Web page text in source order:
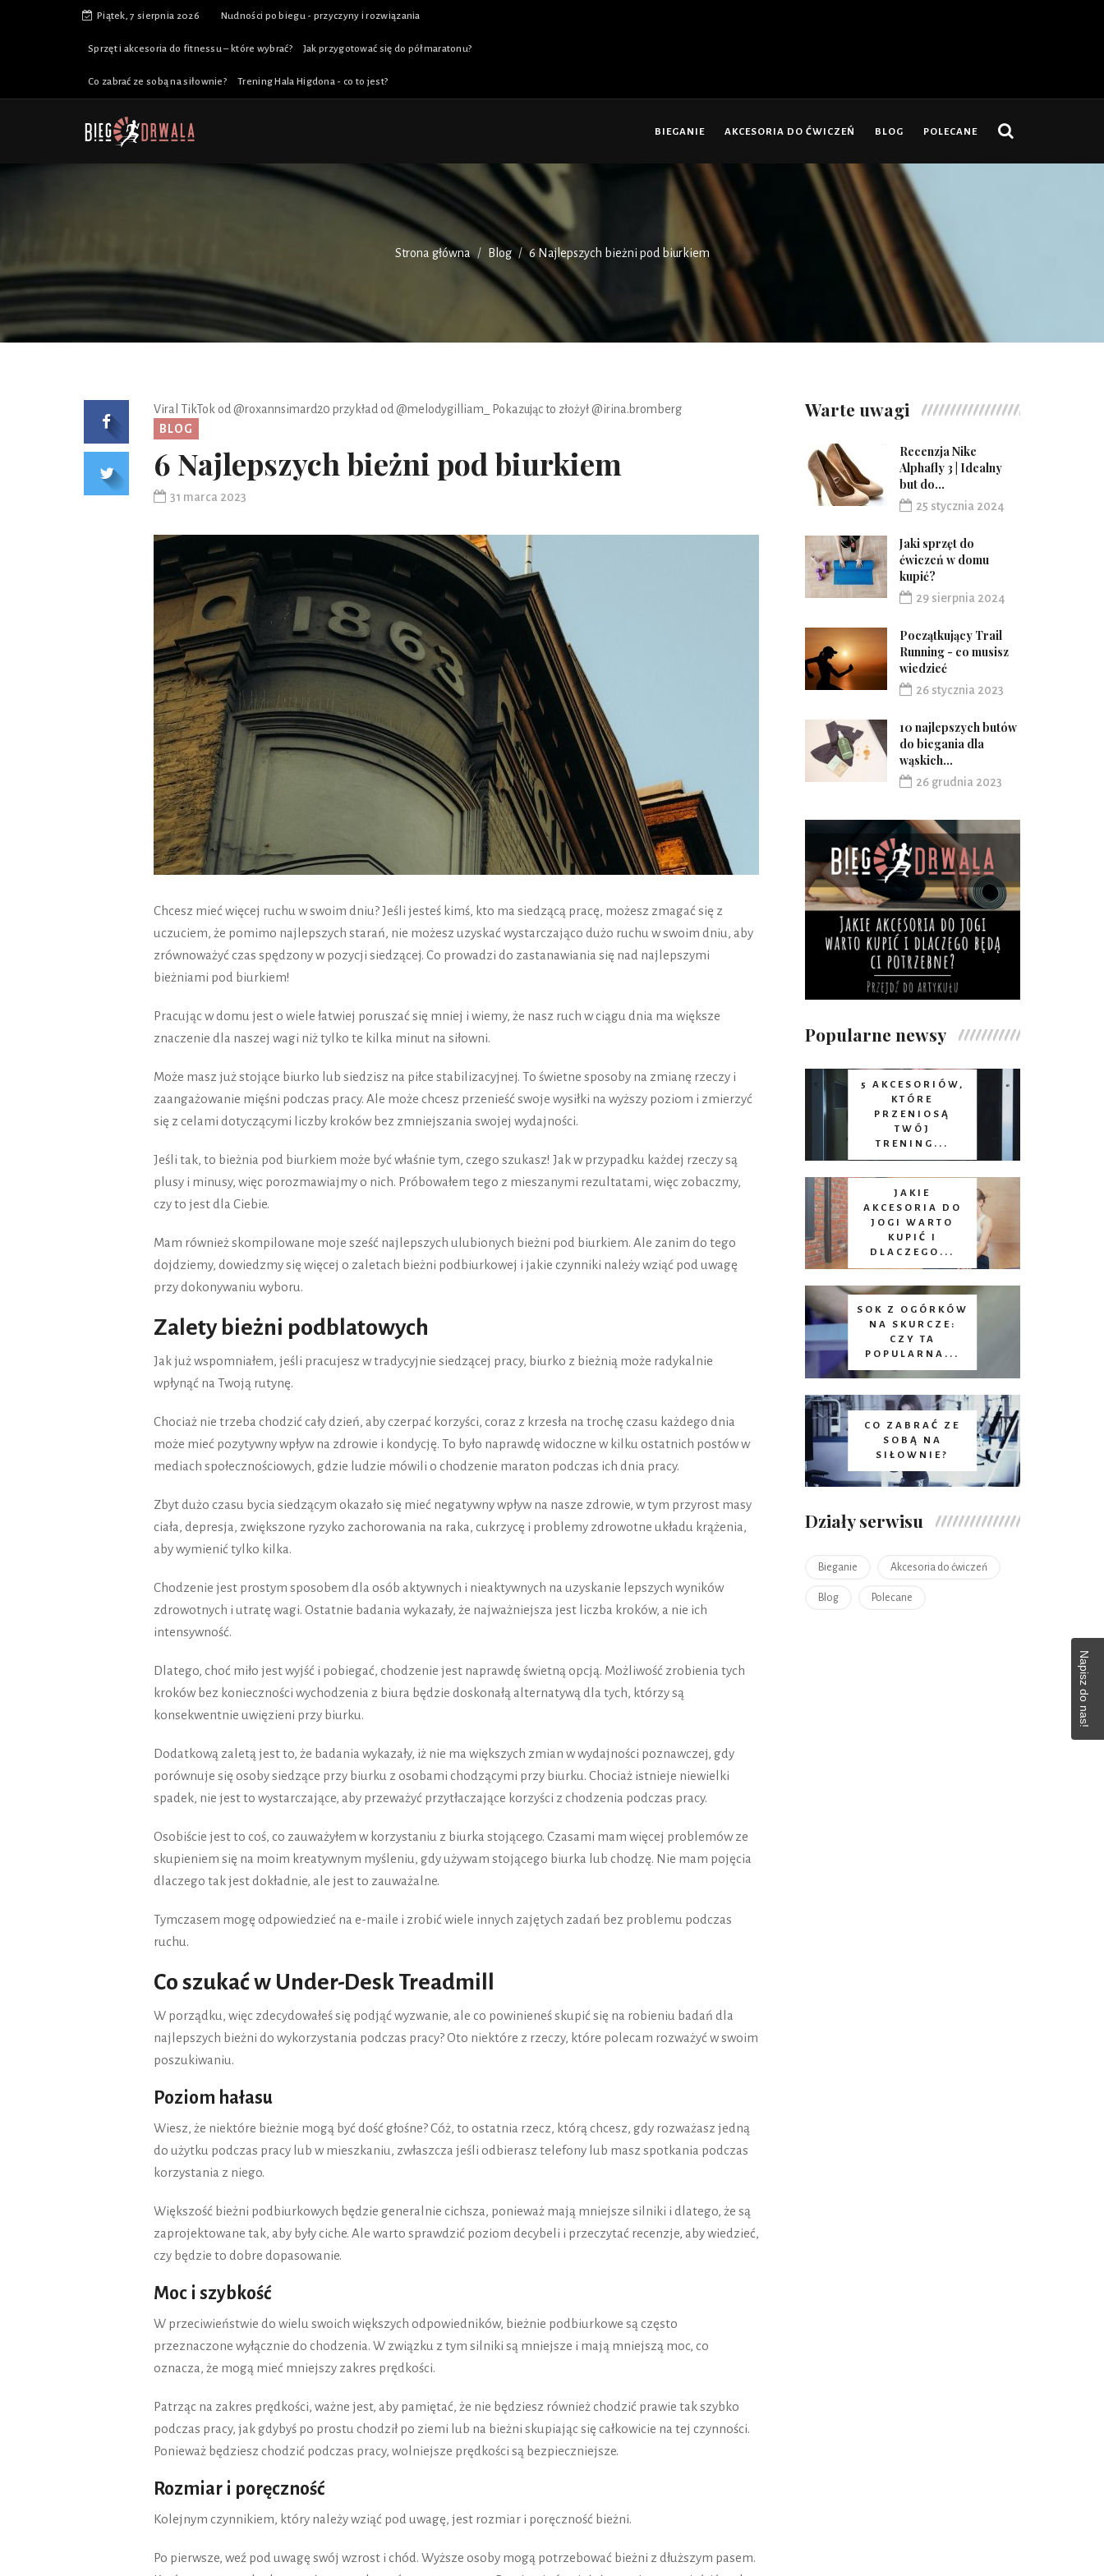
Piątek, 7 sierpnia 2026 Nudności po biegu - przyczyny i rozwiązania
Sprzęt i akcesoria do fitnessu – które wybrać? Jak przygotować się do półmaratonu?
Co zabrać ze sobą na siłownie? Trening Hala Higdona - co to jest?
BIEGANIE AKCESORIA DO ĆWICZEŃ BLOG POLECANE
Strona główna Blog 6 Najlepszych bieżni pod biurkiem
Viral TikTok od @roxannsimard20 przykład od @melodygilliam_
Pokazując to złożył @irina.bromberg
BLOG
6 Najlepszych bieżni pod biurkiem
31 marca 2023
Chcesz mieć więcej ruchu w swoim dniu? Jeśli jesteś kimś, kto ma siedzącą pracę, możesz zmagać się z
uczuciem, że pomimo najlepszych starań, nie możesz uzyskać wystarczająco dużo ruchu w swoim dniu, aby
zrównoważyć czas spędzony w pozycji siedzącej. Co prowadzi do zastanawiania się nad najlepszymi
bieżniami pod biurkiem!
Pracując w domu jest o wiele łatwiej poruszać się mniej i wiemy, że nasz ruch w ciągu dnia ma większe
znaczenie dla naszej wagi niż tylko te kilka minut na siłowni.
Może masz już stojące biurko lub siedzisz na piłce stabilizacyjnej. To świetne sposoby na zmianę rzeczy i
zaangażowanie mięśni podczas pracy. Ale może chcesz przenieść swoje wysiłki na wyższy poziom i zmierzyć
się z celami dotyczącymi liczby kroków bez zmniejszania swojej wydajności.
Jeśli tak, to bieżnia pod biurkiem może być właśnie tym, czego szukasz! Jak w przypadku każdej rzeczy są
plusy i minusy, więc porozmawiajmy o nich. Próbowałem tego z mieszanymi rezultatami, więc zobaczmy,
czy to jest dla Ciebie.
Mam również skompilowane moje sześć najlepszych ulubionych bieżni pod biurkiem. Ale zanim do tego
dojdziemy, dowiedzmy się więcej o zaletach bieżni podbiurkowej i jakie czynniki należy wziąć pod uwagę
przy dokonywaniu wyboru.
Zalety bieżni podblatowych
Jak już wspomniałem, jeśli pracujesz w tradycyjnie siedzącej pracy, biurko z bieżnią może radykalnie
wpłynąć na Twoją rutynę.
Chociaż nie trzeba chodzić cały dzień, aby czerpać korzyści, coraz z krzesła na trochę czasu każdego dnia
może mieć pozytywny wpływ na zdrowie i kondycję. To było naprawdę widoczne w kilku ostatnich postów w
mediach społecznościowych, gdzie ludzie mówili o chodzenie maraton podczas ich dnia pracy.
Zbyt dużo czasu bycia siedzącym okazało się mieć negatywny wpływ na nasze zdrowie, w tym przyrost masy
ciała, depresja, zwiększone ryzyko zachorowania na raka, cukrzycę i problemy zdrowotne układu krążenia,
aby wymienić tylko kilka.
Chodzenie jest prostym sposobem dla osób aktywnych i nieaktywnych na uzyskanie lepszych wyników
zdrowotnych i utratę wagi. Ostatnie badania wykazały, że najważniejsza jest liczba kroków, a nie ich
intensywność.
Dlatego, choć miło jest wyjść i pobiegać, chodzenie jest naprawdę świetną opcją. Możliwość zrobienia tych
kroków bez konieczności wychodzenia z biura będzie doskonałą alternatywą dla tych, którzy są
konsekwentnie uwięzieni przy biurku.
Dodatkową zaletą jest to, że badania wykazały, iż nie ma większych zmian w wydajności poznawczej, gdy
porównuje się osoby siedzące przy biurku z osobami chodzącymi przy biurku. Chociaż istnieje niewielki
spadek, nie jest to wystarczające, aby przeważyć przytłaczające korzyści z chodzenia podczas pracy.
Osobiście jest to coś, co zauważyłem w korzystaniu z biurka stojącego. Czasami mam więcej problemów ze
skupieniem się na moim kreatywnym myśleniu, gdy używam stojącego biurka lub chodzę. Nie mam pojęcia
dlaczego tak jest dokładnie, ale jest to zauważalne.
Tymczasem mogę odpowiedzieć na e-maile i zrobić wiele innych zajętych zadań bez problemu podczas
ruchu.
Co szukać w Under-Desk Treadmill
W porządku, więc zdecydowałeś się podjąć wyzwanie, ale co powinieneś skupić się na robieniu badań dla
najlepszych bieżni do wykorzystania podczas pracy? Oto niektóre z rzeczy, które polecam rozważyć w swoim
poszukiwaniu.
Poziom hałasu
Wiesz, że niektóre bieżnie mogą być dość głośne? Cóż, to ostatnia rzecz, którą chcesz, gdy rozważasz jedną
do użytku podczas pracy lub w mieszkaniu, zwłaszcza jeśli odbierasz telefony lub masz spotkania podczas
korzystania z niego.
Większość bieżni podbiurkowych będzie generalnie cichsza, ponieważ mają mniejsze silniki i dlatego, że są
zaprojektowane tak, aby były ciche. Ale warto sprawdzić poziom decybeli i przeczytać recenzje, aby wiedzieć,
czy będzie to dobre dopasowanie.
Moc i szybkość
W przeciwieństwie do wielu swoich większych odpowiedników, bieżnie podbiurkowe są często
przeznaczone wyłącznie do chodzenia. W związku z tym silniki są mniejsze i mają mniejszą moc, co
oznacza, że mogą mieć mniejszy zakres prędkości.
Patrząc na zakres prędkości, ważne jest, aby pamiętać, że nie będziesz również chodzić prawie tak szybko
podczas pracy, jak gdybyś po prostu chodził po ziemi lub na bieżni skupiając się całkowicie na tej czynności.
Ponieważ będziesz chodzić podczas pracy, wolniejsze prędkości są bezpieczniejsze.
Rozmiar i poręczność
Kolejnym czynnikiem, który należy wziąć pod uwagę, jest rozmiar i poręczność bieżni.
Po pierwsze, weź pod uwagę swój wzrost i chód. Wyższe osoby mogą potrzebować bieżni z dłuższym pasem.
Warte uwagi
Recenzja Nike
Alphafly 3 | Idealny
but do...
25 stycznia 2024
Jaki sprzęt do
ćwiczeń w domu
kupić?
29 sierpnia 2024
Początkujący Trail
Running - co musisz
wiedzieć
26 stycznia 2023
10 najlepszych butów
do biegania dla
wąskich...
26 grudnia 2023
Popularne newsy
5 AKCESORIÓW,
KTÓRE
PRZENIOSĄ
TWÓJ
TRENING...
JAKIE
AKCESORIA DO
JOGI WARTO
KUPIĆ I
DLACZEGO...
SOK Z OGÓRKÓW
NA SKURCZE:
CZY TA
POPULARNA...
CO ZABRAĆ ZE
SOBĄ NA
SIŁOWNIE?
Działy serwisu
Bieganie Akcesoria do ćwiczeń
Blog Polecane
Napisz do nas!